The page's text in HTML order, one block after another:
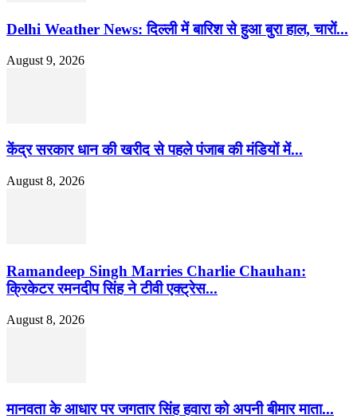
Delhi Weather News: दिल्ली में बारिश से हुआ बुरा हाल, चारों...
August 9, 2026
केंद्र सरकार धान की खरीद से पहले पंजाब की मंडियों में...
August 8, 2026
Ramandeep Singh Marries Charlie Chauhan:
क्रिकेटर रमनदीप सिंह ने टीवी एक्ट्रेस...
August 8, 2026
मानवता के आधार पर जगतार सिंह हवारा को अपनी बीमार माता...